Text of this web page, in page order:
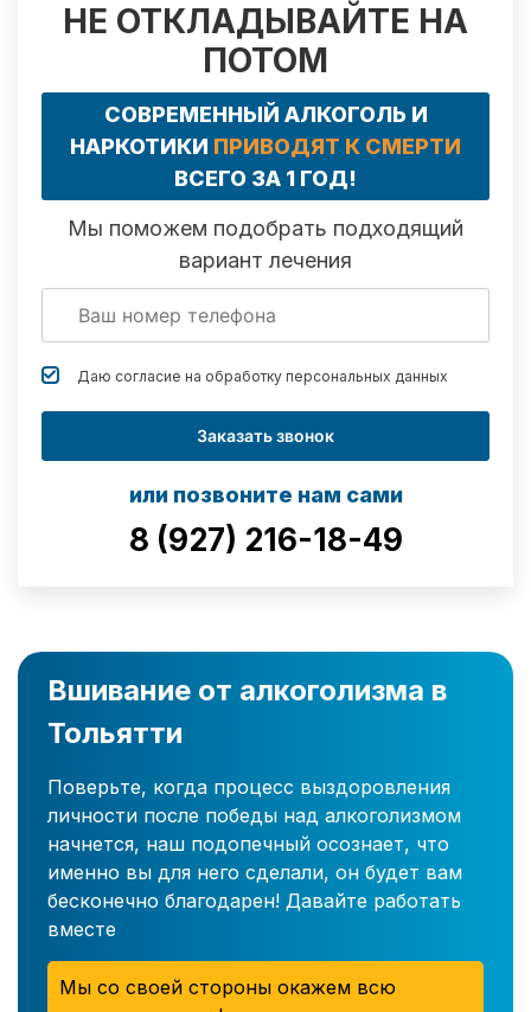
НЕ ОТКЛАДЫВАЙТЕ НА
ПОТОМ
СОВРЕМЕННЫЙ АЛКОГОЛЬ И
НАРКОТИКИ ПРИВОДЯТ К СМЕРТИ
ВСЕГО ЗА 1 ГОД!
Мы поможем подобрать подходящий
вариант лечения
Даю согласие на обработку персональных данных
Заказать звонок
или позвоните нам сами
8 (927) 216-18-49
Вшивание от алкоголизма в
Тольятти
Поверьте, когда процесс выздоровления
личности после победы над алкоголизмом
начнется, наш подопечный осознает, что
именно вы для него сделали, он будет вам
бесконечно благодарен! Давайте работать
вместе
Мы со своей стороны окажем всю